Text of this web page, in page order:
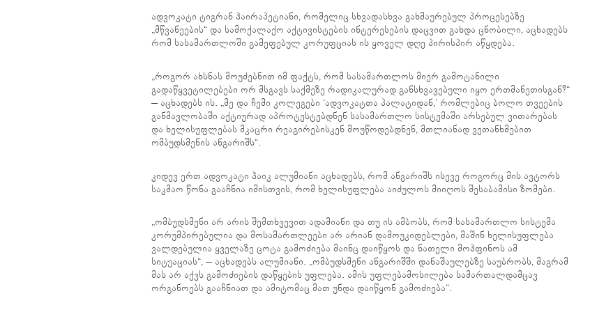
ადვოკატი ტიგრან ჰაირაპეტიანი, რომელიც სხვადასხვა გახმაურებულ პროცესებზე
„მწვანეების“ და სამოქალაქო აქტივისტების ინტერესების დაცვით გახდა ცნობილი, აცხადებს
რომ სასამართლოში გამეფებულ კორუფციას ის ყოველ დღე პირისპირ აწყდება.
„როგორ ახსნას მოუძებნით იმ ფაქტს, რომ სასამართლოს მიერ გამოტანილი
გადაწყვეტილებები ორ მსგავს საქმეზე რადიკალურად განსხვავებული იყო ერთმანეთისგან?“
– აცხადებს ის. „მე და ჩემი კოლეგები ‘ადვოკატთა პალატიდან,’ რომლებიც ბოლო თვეების
განმავლობაში აქტიურად აპროტესტებდნენ სასამართლო სისტემაში არსებულ ვითარებას
და ხელისუფლებას მკაცრი რეაგირებისკენ მოუწოდებდნენ, მთლიანად ვეთანხმებით
ომბუდსმენის ანგარიშს“.
კიდევ ერთ ადვოკატი ჰაიკ ალუმიანი აცხადებს, რომ ანგარიშს ისევე როგორც მის ავტორს
საკმაო წონა გააჩნია იმისთვის, რომ ხელისუფლება აიძულოს მიიღოს შესაბამისი ზომები.
„ომბუდსმენი არ არის შემთხვევით ადამიანი და თუ ის ამბობს, რომ სასამართლო სისტემა
კორუმპირებულია და მოსამართლეები არ არიან დამოუკიდებლები, მაშინ ხელისუფლება
ვალდებულია ყველაზე ცოტა გამოძიება მაინც დაიწყოს და ნათელი მოჰფინოს ამ
სიტუაციას“, – აცხადებს ალუმიანი. „ომბუდსმენი ანგარიშში დანაშაულებზე საუბრობს, მაგრამ
მას არ აქვს გამოძიების დაწყების უფლება. ამის უფლებამოსილება სამართალდამცავ
ორგანოებს გააჩნიათ და ამიტომაც მათ უნდა დაიწყონ გამოძიება“.